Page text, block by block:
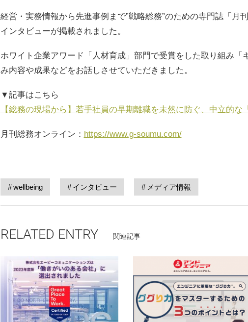
経営・実務情報から先進事例まで”戦略総務”のための専門誌「月
インタビューが掲載されました。
ホワイト企業アワード「人材育成」部門で受賞をした取り組み「
み内容や成果などをお話しさせていただきました。
▼記事はこちら
【総務の現場から】若手社員の早期離職を未然に防ぐ、中立的な
月刊総務オンライン： https://www.g-soumu.com/
wellbeing インタビュー メディア情報
RELATED ENTRY 関連記事